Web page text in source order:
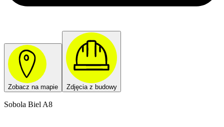
Zobacz na mapie Zdjęcia z budowy
Sobola Biel A8